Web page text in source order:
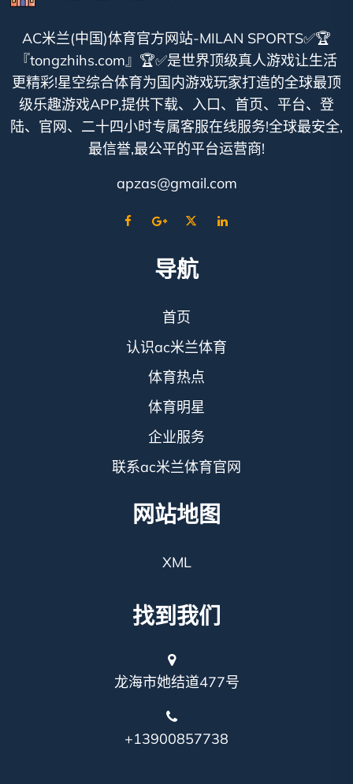
AC米兰(中国)体育官方网站-MILAN SPORTS✅🏆
『tongzhihs.com』🏆✅是世界顶级真人游戏让生活
更精彩!星空综合体育为国内游戏玩家打造的全球最顶
级乐趣游戏APP,提供下载、入口、首页、平台、登
陆、官网、二十四小时专属客服在线服务!全球最安全,
最信誉,最公平的平台运营商!
apzas@gmail.com
导航
首页
认识ac米兰体育
体育热点
体育明星
企业服务
联系ac米兰体育官网
网站地图
XML
找到我们
龙海市她结道477号
+13900857738